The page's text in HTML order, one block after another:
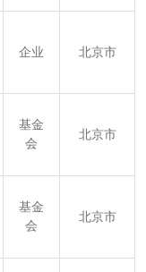
企业 北京市
基金
会
北京市
基金
会
北京市